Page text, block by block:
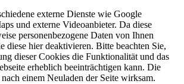
externe Dienste wie Google
und externe Videoanbieter. Da diese
personenbezogene Daten von Ihnen
diese hier deaktivieren. Bitte beachten Sie,
dieser Cookies die Funktionalität und das
erheblich beeinträchtigen kann. Die
einem Neuladen der Seite wirksam.